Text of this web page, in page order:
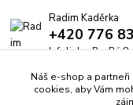
Radim Kaděrka
+420 776
Infolinka: Po-Pá
info@pricniky.cz
Náš e-shop a
cookies, aby Vám